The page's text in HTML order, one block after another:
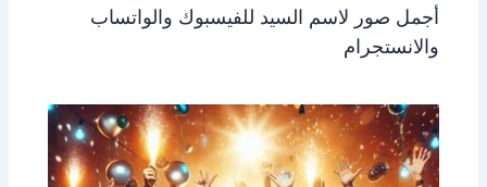
أجمل صور لاسم السيد للفيسبوك والواتساب
والانستجرام